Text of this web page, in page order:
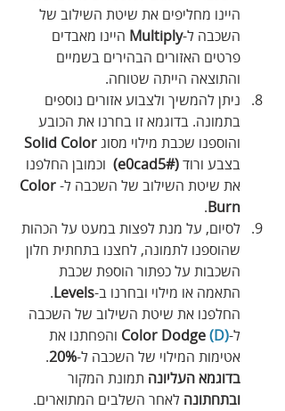
היינו מחליפים את שיטת השילוב של
השכבה ל-Multiply היינו מאבדים
פרטים האזורים הבהירים בשמיים
והתוצאה הייתה שטוחה.
ניתן להמשיך ולצבוע אזורים נוספים
בתמונה. בדוגמא זו בחרנו את הכובע
והוספנו שכבת מילוי מסוג Solid Color
בצבע ורוד (#e0cad5)
  וכמובן החלפנו
את שיטת השילוב של השכבה ל-Color
Burn
.
לסיום, על מנת לפצות במעט על הכהות
שהוספנו לתמונה, לחצנו בתחתית חלון
השכבות על כפתור הוספת שכבת
התאמה או מילוי ובחרנו ב-Levels
.
החלפנו את שיטת השילוב של השכבה
ל-
Color Dodge (D)
והפחתנו את
אטימות המילוי של השכבה ל-20%
.
בדוגמא העליונה תמונת המקור
ובתחתונה לאחר השלבים המתוארים.